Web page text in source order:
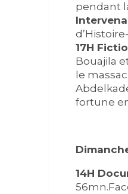
pendant
17H
Bouajila
le
fortune
14H